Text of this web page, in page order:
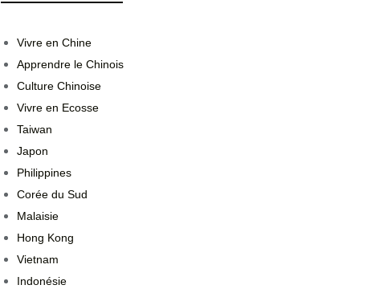
Vivre en Chine
Apprendre le Chinois
Culture Chinoise
Vivre en Ecosse
Taiwan
Japon
Philippines
Corée du Sud
Malaisie
Hong Kong
Vietnam
Indonésie